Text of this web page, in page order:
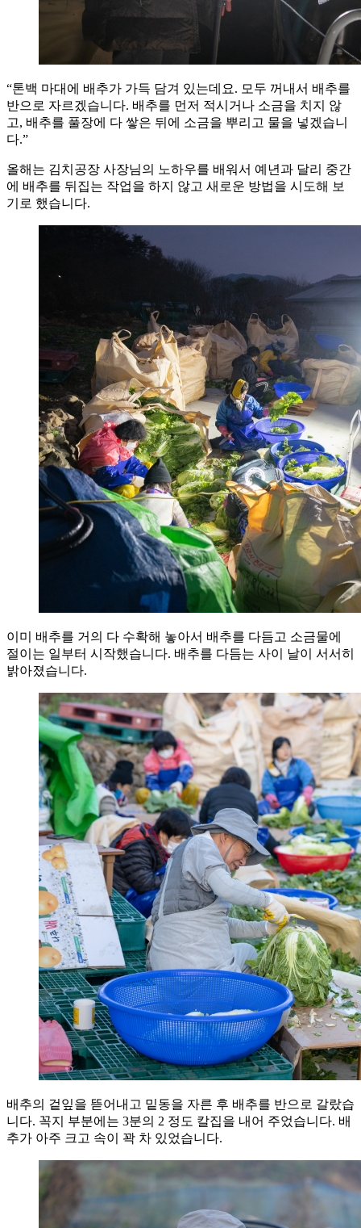
“톤백 마대에 배추가 가득 담겨 있는데요. 모두 꺼내서 배추를
반으로 자르겠습니다. 배추를 먼저 적시거나 소금을 치지 않
고, 배추를 풀장에 다 쌓은 뒤에 소금을 뿌리고 물을 넣겠습니
다.”
올해는 김치공장 사장님의 노하우를 배워서 예년과 달리 중간
에 배추를 뒤집는 작업을 하지 않고 새로운 방법을 시도해 보
기로 했습니다.
이미 배추를 거의 다 수확해 놓아서 배추를 다듬고 소금물에
절이는 일부터 시작했습니다. 배추를 다듬는 사이 날이 서서히
밝아졌습니다.
배추의 겉잎을 뜯어내고 밑동을 자른 후 배추를 반으로 갈랐습
니다. 꼭지 부분에는 3분의 2 정도 칼집을 내어 주었습니다. 배
추가 아주 크고 속이 꽉 차 있었습니다.